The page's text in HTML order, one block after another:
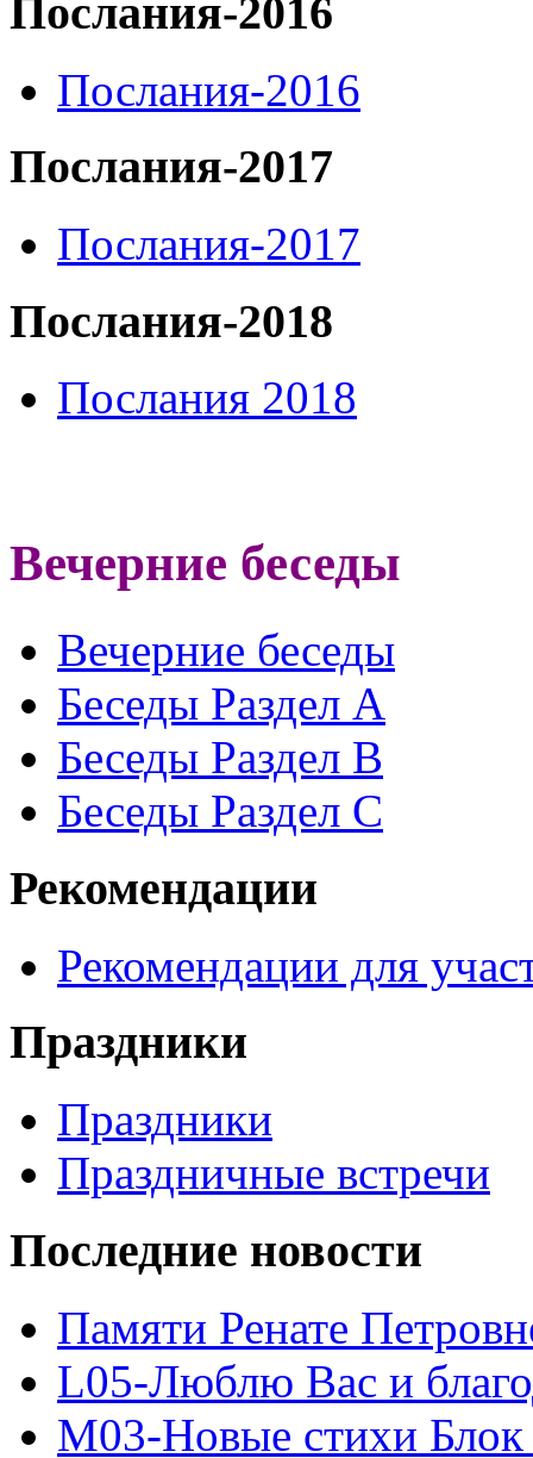
Послания-2016
Послания-2016
Послания-2017
Послания-2017
Послания-2018
Послания 2018
Вечерние беседы
Вечерние беседы
Беседы Раздел A
Беседы Раздел B
Беседы Раздел С
Рекомендации
Рекомендации для
Праздники
Праздники
Праздничные встречи
Последние новости
Памяти Ренате
L05-Люблю Вас и
M03-Новые стихи Блок